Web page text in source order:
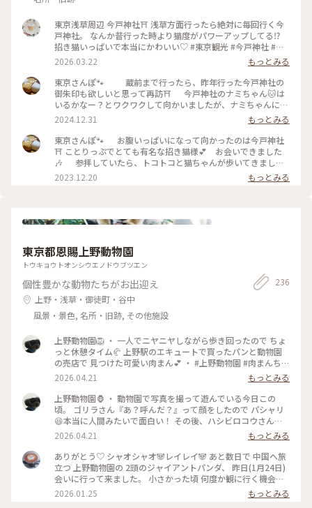
東京浅草周辺 今戸神社⛩️ 浅草方面行ったら絶対に毎回行く今
戸神社。 なんか昔行った時より猫度がパワーアップしてる⁉️
招き猫いっぱいで本当にかわいい♡ #東京観光 #今戸神社 #開
運旅 #かわいい神社 #かわいいおみくじ
2026.03.22
もっとみる
東京さんぽ🐾 蔵前まで行ったら、昨年行った今戸神社の
御朱印も欲しいと思って再訪⛩️ 今戸神社のナミちゃん🐱は
いるかなー？とワクワクして向かいましたが、ナミちゃんにも
会えなかった🥲 たくさんのかわいい招き猫さんに癒してもら
いました( ´｡•ω•)ﾉ"(っ <。) #ベストトリップ2024 #ご利益
めぐり #東京散歩 #御朱印
2024.12.31
もっとみる
東京さんぽ🐾 お腹いっぱいになって向かったのは今戸神社
⛩ ことりっぷでとても有名な招き猫様💕 お会いできました
🎶 参拝していたら、トコトコと猫ちゃんが歩いてきまし
た。この子がナミちゃん⁉︎ ナミちゃんにも会えて嬉しい✨
境内にはあちこちに猫の置物。 猫づくしの今戸神社。 招き猫
区
2023.12.20 もっとみる
東京都恩賜上野動物園
トウキョウトオンシウエノドウブツエン
個性豊かな動物たちがお出迎え
上野・浅草・御徒町・谷中
風景・景色, 名所・旧跡, その他施設
236
上野動物園🦁 ・ 一人でニヤニヤしながら歩き回ったので ちょ
っと休憩タイム🥐 上野駅のエキュートで買ったパンと動物園
の売店で 見つけた可愛い肉まん💕 ・ #上野動物園 #肉まんちゃ
ん #フラミンゴの羽は美しい
2026.04.21
もっとみる
上野動物園🦍 ・ 動物園で写真を撮って遊んでいる今日この
頃。 ゴリラさん『あ？呼んだ？』って顔をしたので パシャリ
😆本当に人間みたいで面白い！ その後、ハシビロコウさんを
見に行くと、お部屋の中で 自分の美しい羽にウットリしなが
ら身だしなみを 整えていらっしゃいました😊 ・ #上野動物園
#ゴリラの親分 #ハシビロコウ
2026.04.21
もっとみる
ありがとう♡ シャオシャオ🐼レイレイ🐼 あと数日で 中国へ旅
立つ 上野動物園の 2頭のジャイアントパンダ、 昨日(1月24日)
会いに行って来ました。 小さかった頃 何度か観に行く機会が
ありましたが、今回は久しぶり。。 大きくなりましたね💕 体
重は約100キロ、毛並みも凛々しく 立派な姿に✨✨ レイレイ、
2026.01.25 もっとみる